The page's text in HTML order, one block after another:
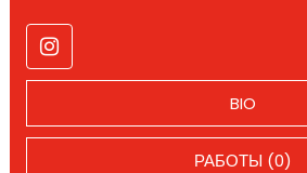
BIO
РАБОТЫ (0)